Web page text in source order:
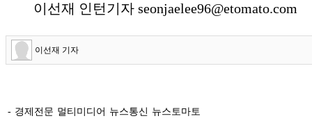
이선재 인턴기자 seonjaelee96@etomato.com
이선재 기자
- 경제전문 멀티미디어 뉴스통신 뉴스토마토